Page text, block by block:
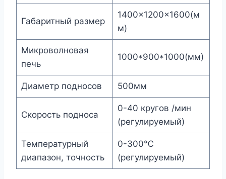
Габаритный размер
1400×1200×1600(м
м)
Микроволновая
печь
1000*900*1000(мм)
Диаметр подносов 500мм
Скорость подноса
0-40 кругов /мин
(регулируемый)
Температурный
диапазон, точность
0-300℃
(регулируемый)